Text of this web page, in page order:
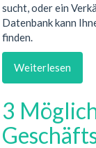
sucht, oder ein
Datenbank kann
finden.
Weiterlesen
3